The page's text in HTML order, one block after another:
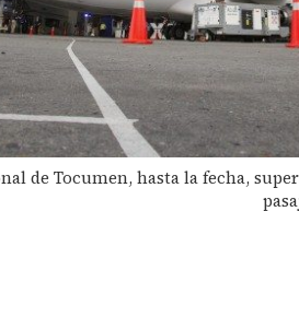
de Tocumen, hasta la fecha,